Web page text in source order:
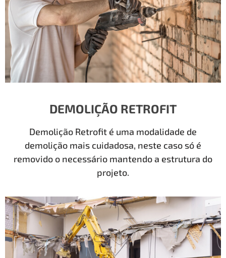
DEMOLIÇÃO RETROFIT
Demolição Retrofit é uma modalidade de
demolição mais cuidadosa, neste caso só é
removido o necessário mantendo a estrutura do
projeto.